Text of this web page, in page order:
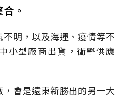
。
明，以及海運、疫情等不
小型廠商出貨，衝擊供應
會是遠東新勝出的另一大